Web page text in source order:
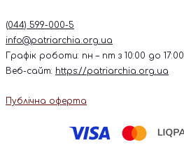
(044) 599-000-5
info@patriarchia.org.ua
Графік роботи: пн – пт з 10:00 до 17:00
Веб-сайт: https://patriarchia.org.ua
Публічна оферта